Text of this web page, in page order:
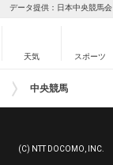
データ提供：日本中央競馬会
天気 スポーツ
中央競馬
(C) NTT DOCOMO, INC.